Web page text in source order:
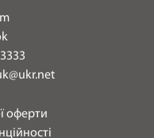
оферти